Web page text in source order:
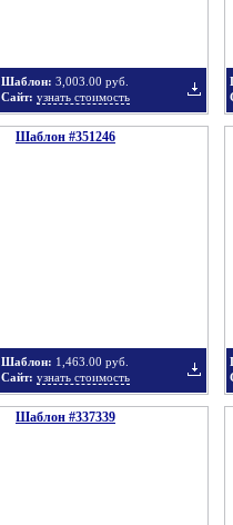
Шаблон: 3,003.00 руб.
Сайт: узнать стоимость
Шаблон #351246
Шаблон: 1,463.00 руб.
Сайт: узнать стоимость
Шаблон #337339